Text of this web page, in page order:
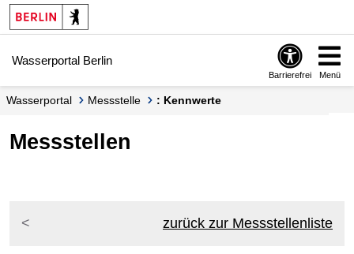
Springe zur Navigation
Springe zum Inhalt
Wasserportal Berlin
Barrierefrei Menü
Wasserportal Messstelle : Kennwerte
Messstellen
zurück zur Messstellenliste